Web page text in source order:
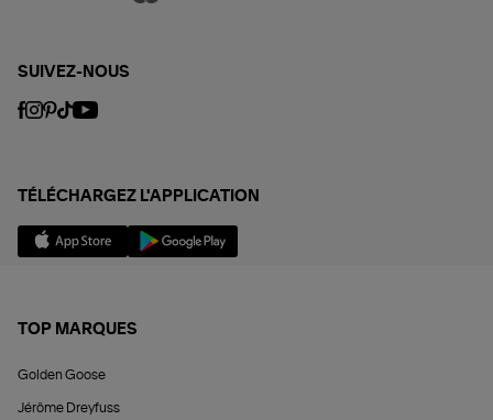
SUIVEZ-NOUS
TÉLÉCHARGEZ L'APPLICATION
TOP MARQUES
Golden Goose
Jérôme Dreyfuss